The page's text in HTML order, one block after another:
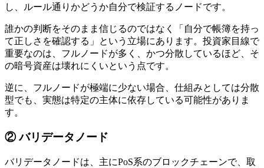
し、ルール通りかどうか自分で検証するノードです。
誰かの判断をそのまま信じるのではなく「自分で帳簿を持っ
て正しさを確認する」という立場にあります。投資家目線で
重要なのは、フルノードが多く、かつ分散しているほど、そ
の暗号資産は壊れにくいという点です。
逆に、フルノードが極端に少ない場合、仕組みとしては分散
型でも、実態は特定の主体に依存している可能性がありま
す。
② バリデータノード
バリデータノードは、主にPoS系のブロックチェーンで、取